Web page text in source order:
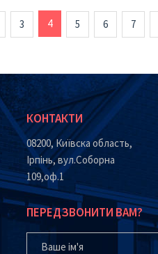
3 4 5 6 7
КОНТАКТИ
08200, Київска область,
Ірпінь, вул.Соборна
109,оф.1
ПЕРЕДЗВОНИТИ ВАМ?
ВАШЕ ІМ'Я